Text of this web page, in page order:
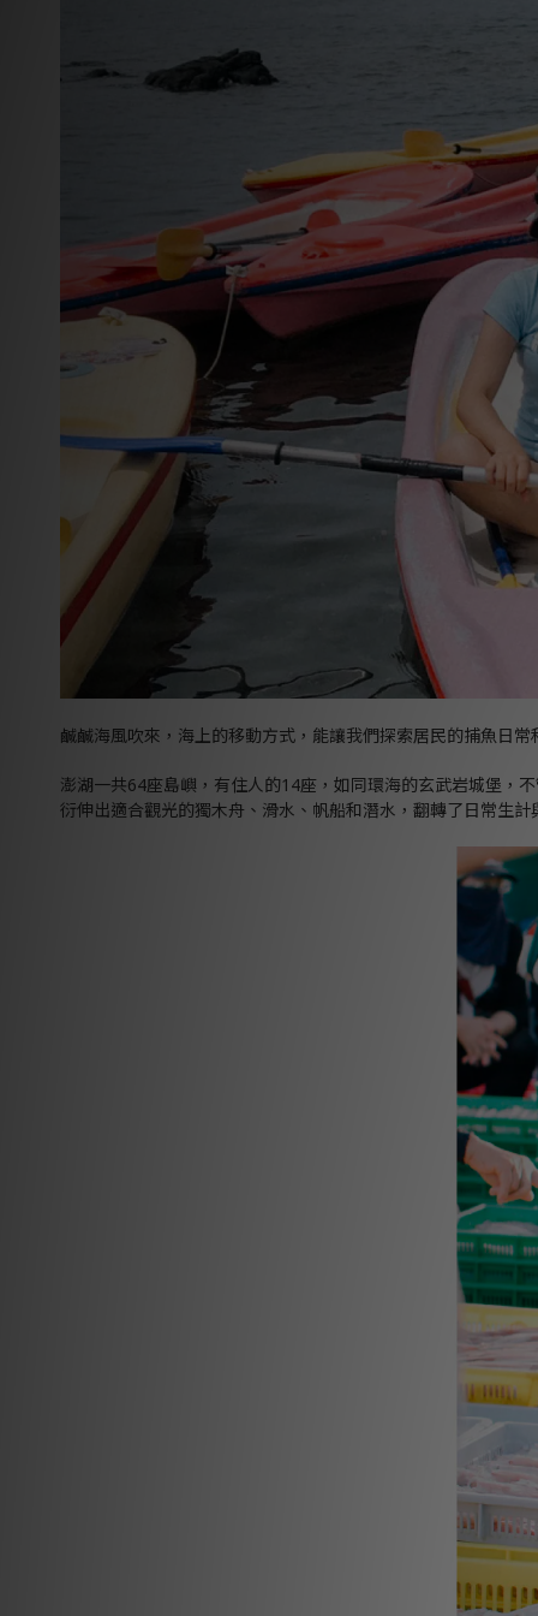
鹹鹹海風吹來，海上的移動方式，能讓我們探索居民的捕魚日常
澎湖一共64座島嶼，有住人的14座，如同環海的玄武岩城堡，
衍伸出適合觀光的獨木舟、滑水、帆船和潛水，翻轉了日常生計